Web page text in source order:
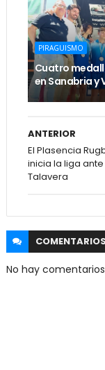
PIRAGUISMO
Cuatro
en Sanabria y
ANTERIOR
El Plasencia
inicia la liga ante
Talavera
COMENTARIOS
No hay comentarios